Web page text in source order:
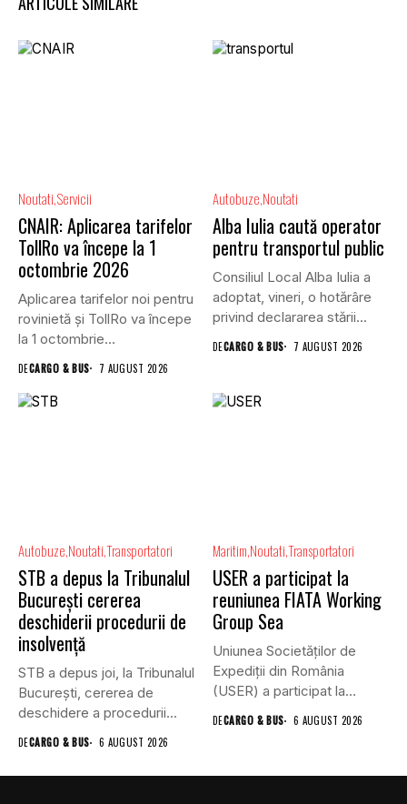
Noutati Servicii
CNAIR: Aplicarea tarifelor
TollRo va începe la 1
octombrie 2026
Aplicarea tarifelor noi pentru
rovinietă și TollRo va începe
la 1 octombrie...
DECARGO & BUS 7 AUGUST 2026
Autobuze Noutati
Alba Iulia caută operator
pentru transportul public
Consiliul Local Alba Iulia a
adoptat, vineri, o hotărâre
privind declararea stării...
DECARGO & BUS 7 AUGUST 2026
Autobuze NoutatiTransportatori
STB a depus la Tribunalul
București cererea
deschiderii procedurii de
insolvență
STB a depus joi, la Tribunalul
Bucureşti, cererea de
deschidere a procedurii...
DECARGO & BUS 6 AUGUST 2026
Maritim NoutatiTransportatori
USER a participat la
reuniunea FIATA Working
Group Sea
Uniunea Societăților de
Expediții din România
(USER) a participat la
reuniunea online...
DECARGO & BUS 6 AUGUST 2026